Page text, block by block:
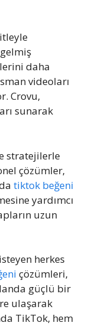
daha
videoları
Crovu,
sunarak
stratejilerle
çözümler,
tiktok beğeni
yardımcı
uzun
herkes
çözümleri,
güçlü bir
ulaşarak
TikTok, hem